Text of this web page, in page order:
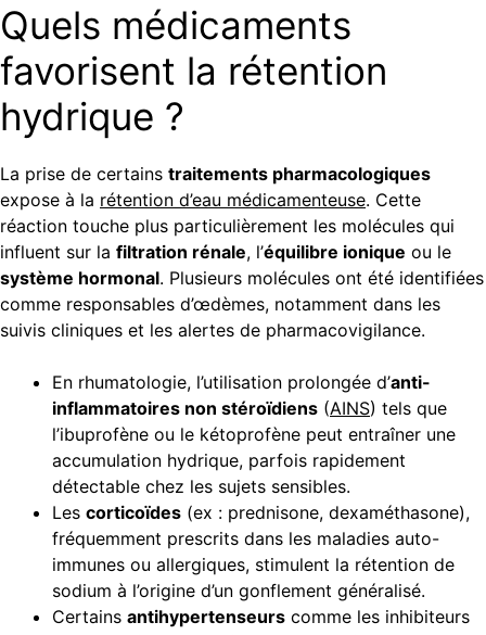
Quels médicaments
favorisent la rétention
hydrique ?
La prise de certains traitements pharmacologiques
expose à la rétention d’eau médicamenteuse. Cette
réaction touche plus particulièrement les molécules qui
influent sur la filtration rénale, l’équilibre ionique ou le
système hormonal. Plusieurs molécules ont été identifiées
comme responsables d’œdèmes, notamment dans les
suivis cliniques et les alertes de pharmacovigilance.
En rhumatologie, l’utilisation prolongée d’anti-
inflammatoires non stéroïdiens (AINS) tels que
l’ibuprofène ou le kétoprofène peut entraîner une
accumulation hydrique, parfois rapidement
détectable chez les sujets sensibles.
Les corticoïdes (ex : prednisone, dexaméthasone),
fréquemment prescrits dans les maladies auto-
immunes ou allergiques, stimulent la rétention de
sodium à l’origine d’un gonflement généralisé.
Certains antihypertenseurs comme les inhibiteurs